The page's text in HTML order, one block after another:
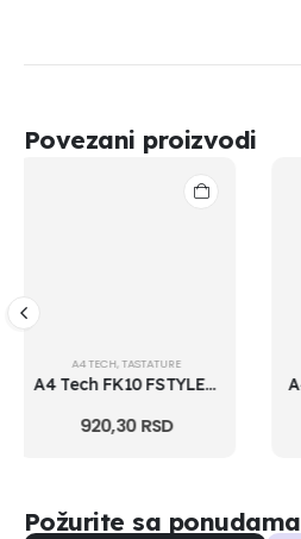
Povezani proizvodi
A4 TECH,TASTATURE
A4 Tech FK13P FSTYLER Numerička USB crna tastatura
498,96RSD
Požurite sa ponudama